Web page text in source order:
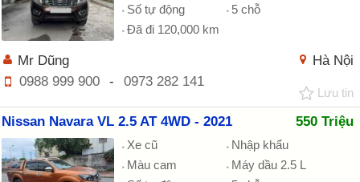
Số tự động
5 chỗ
Đã đi 120,000 km
Hà Nội
Mr Dũng
0988 999 900
- 0973 282 141
Lưu tin
Nissan Navara VL 2.5 AT 4WD - 2021 550 Triệu
Xe cũ
Nhập khẩu
Màu cam
Máy dầu 2.5 L